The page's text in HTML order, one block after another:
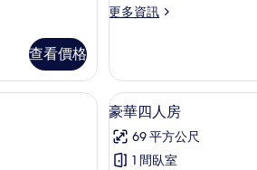
查看價格
陽
的
所
有
相
片
更多資訊
更
雙
人
房,
台
的
音、免費無線上網、床單
顯
示
豪
11
豪華四人房
69 平方公尺
1 間臥室